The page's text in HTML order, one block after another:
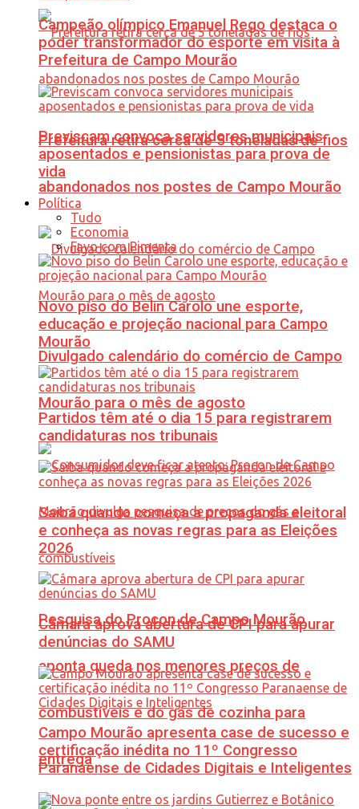
Prefeitura retira cerca de 5 toneladas de fios
abandonados nos postes de Campo Mourão
Divulgado calendário do comércio de Campo
Mourão para o mês de agosto
Pesquisa do Procon de Campo Mourão
aponta queda nos menores preços de
combustíveis e do gás de cozinha para
entrega
Campeão olímpico Emanuel Rego destaca o
poder transformador do esporte em visita à
Prefeitura de Campo Mourão
Previscam convoca servidores municipais
aposentados e pensionistas para prova de
vida
Política
Tudo
Economia
Favo com Pimenta
Novo piso do Belin Carolo une esporte,
educação e projeção nacional para Campo
Mourão
Partidos têm até o dia 15 para registrarem
candidaturas nos tribunais
Saiba quando começa a propaganda eleitoral
e conheça as novas regras para as Eleições
2026
Câmara aprova abertura de CPI para apurar
denúncias do SAMU
Campo Mourão apresenta case de sucesso e
certificação inédita no 11º Congresso
Paranaense de Cidades Digitais e Inteligentes